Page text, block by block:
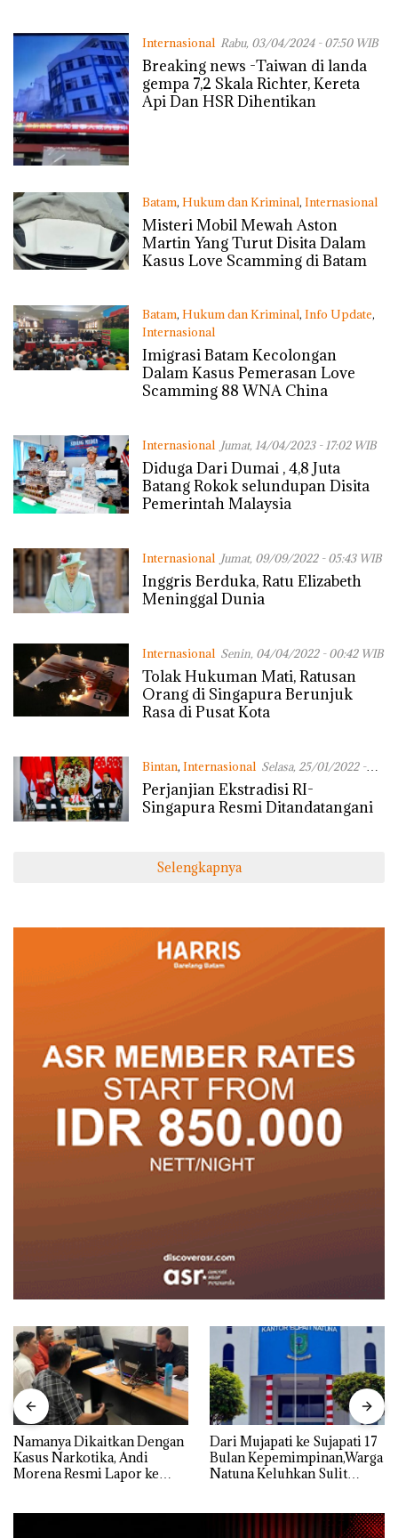
Keamanan Laut
Internasional Rabu, 03/04/2024 - 07:50 WIB
Breaking news -Taiwan di landa
gempa 7,2 Skala Richter, Kereta
Api Dan HSR Dihentikan
Batam, Hukum dan Kriminal, Internasional
Rabu, 06/09/2023 - 13:07 WIB
Misteri Mobil Mewah Aston
Martin Yang Turut Disita Dalam
Kasus Love Scamming di Batam
Batam, Hukum dan Kriminal, Info Update,
Internasional
Jumat, 01/09/2023 - 12:52 WIB
Imigrasi Batam Kecolongan
Dalam Kasus Pemerasan Love
Scamming 88 WNA China
Internasional Jumat, 14/04/2023 - 17:02 WIB
Diduga Dari Dumai , 4,8 Juta
Batang Rokok selundupan Disita
Pemerintah Malaysia
Internasional Jumat, 09/09/2022 - 05:43 WIB
Inggris Berduka, Ratu Elizabeth
Meninggal Dunia
Internasional Senin, 04/04/2022 - 00:42 WIB
Tolak Hukuman Mati, Ratusan
Orang di Singapura Berunjuk
Rasa di Pusat Kota
Bintan, Internasional Selasa, 25/01/2022 -
14:14 WIB
Perjanjian Ekstradisi RI-
Singapura Resmi Ditandatangani
Selengkapnya
Namanya Dikaitkan Dengan
Kasus Narkotika, Andi
Morena Resmi Lapor ke
Dari Mujapati ke Sujapati 17
Bulan Kepemimpinan,Warga
Natuna Keluhkan Sulit